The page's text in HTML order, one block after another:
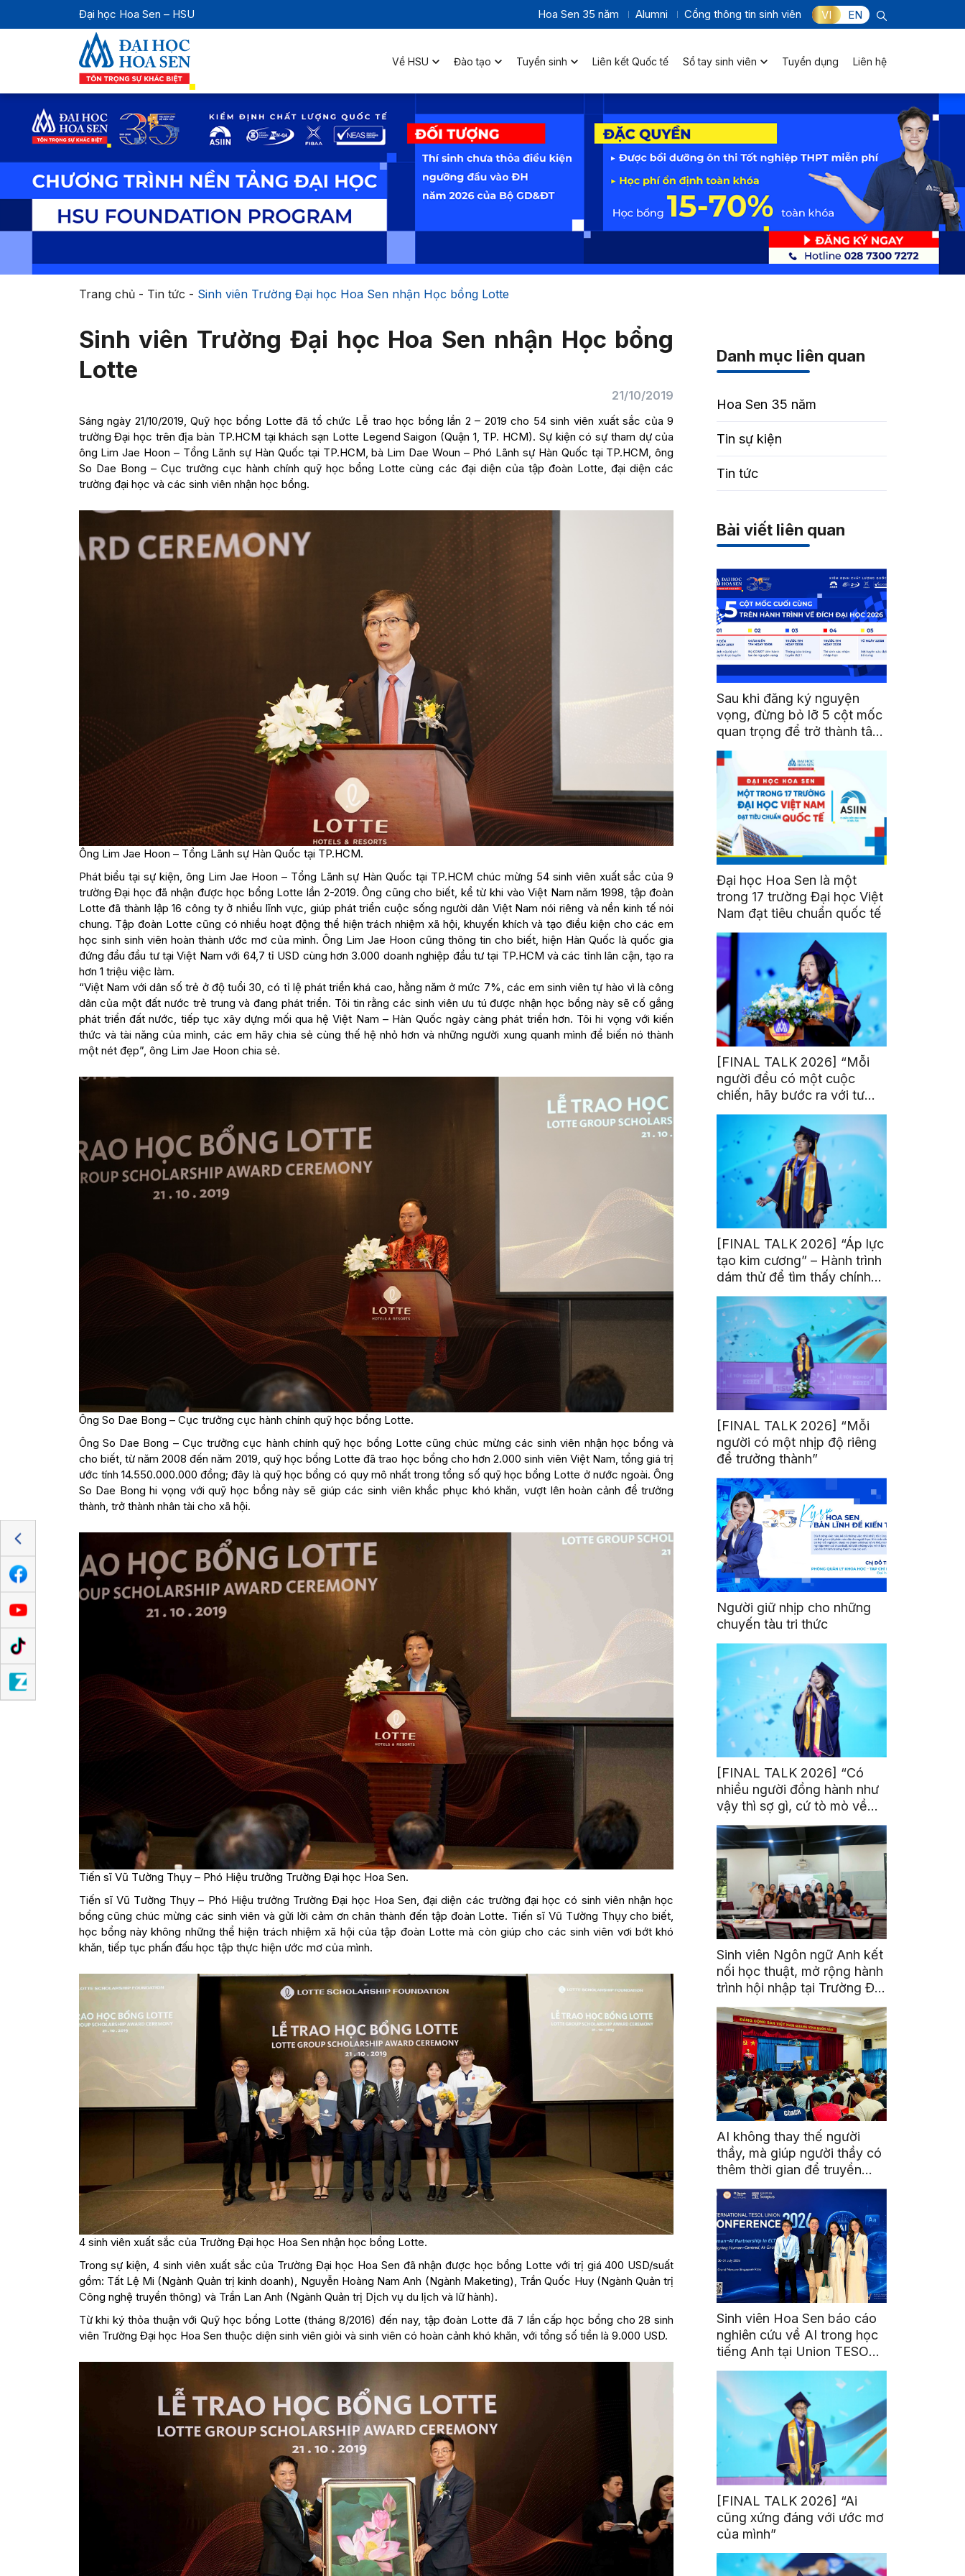
Đại học Hoa Sen – HSU Hoa Sen 35 năm Alumni Cổng thông tin sinh viên VI EN
Về HSU Đào tạo Tuyển sinh Liên kết Quốc tế Sổ tay sinh viên Tuyển dụng Liên hệ
Trang chủ- Tin tức - Sinh viên Trường Đại học Hoa Sen nhận Học bổng Lotte
Sinh viên Trường Đại học Hoa Sen nhận Học bổng
Lotte
21/10/2019
Sáng ngày 21/10/2019, Quỹ học bổng Lotte đã tổ chức Lễ trao học bổng lần 2 – 2019 cho 54 sinh viên xuất sắc của 9
trường Đại học trên địa bàn TP.HCM tại khách sạn Lotte Legend Saigon (Quận 1, TP. HCM). Sự kiện có sự tham dự của
ông Lim Jae Hoon – Tổng Lãnh sự Hàn Quốc tại TP.HCM, bà Lim Dae Woun – Phó Lãnh sự Hàn Quốc tại TP.HCM, ông
So Dae Bong – Cục trưởng cục hành chính quỹ học bổng Lotte cùng các đại diện của tập đoàn Lotte, đại diện các
trường đại học và các sinh viên nhận học bổng.
Ông Lim Jae Hoon – Tổng Lãnh sự Hàn Quốc tại TP.HCM.
Phát biểu tại sự kiện, ông Lim Jae Hoon – Tổng Lãnh sự Hàn Quốc tại TP.HCM chúc mừng 54 sinh viên xuất sắc của 9
trường Đại học đã nhận được học bổng Lotte lần 2-2019. Ông cũng cho biết, kể từ khi vào Việt Nam năm 1998, tập đoàn
Lotte đã thành lập 16 công ty ở nhiều lĩnh vực, giúp phát triển cuộc sống người dân Việt Nam nói riêng và nền kinh tế nói
chung. Tập đoàn Lotte cũng có nhiều hoạt động thể hiện trách nhiệm xã hội, khuyến khích và tạo điều kiện cho các em
học sinh sinh viên hoàn thành ước mơ của mình. Ông Lim Jae Hoon cũng thông tin cho biết, hiện Hàn Quốc là quốc gia
đứng đầu đầu tư tại Việt Nam với 64,7 tỉ USD cùng hơn 3.000 doanh nghiệp đầu tư tại TP.HCM và các tỉnh lân cận, tạo ra
hơn 1 triệu việc làm.
“Việt Nam với dân số trẻ ở độ tuổi 30, có tỉ lệ phát triển khá cao, hằng năm ở mức 7%, các em sinh viên tự hào vì là công
dân của một đất nước trẻ trung và đang phát triển. Tôi tin rằng các sinh viên ưu tú được nhận học bổng này sẽ cố gắng
phát triển đất nước, tiếp tục xây dựng mối qua hệ Việt Nam – Hàn Quốc ngày càng phát triển hơn. Tôi hi vọng với kiến
thức và tài năng của mình, các em hãy chia sẻ cùng thế hệ nhỏ hơn và những người xung quanh mình để biến nó thành
một nét đẹp”, ông Lim Jae Hoon chia sẻ.
Ông So Dae Bong – Cục trưởng cục hành chính quỹ học bổng Lotte.
Ông So Dae Bong – Cục trưởng cục hành chính quỹ học bổng Lotte cũng chúc mừng các sinh viên nhận học bổng và
cho biết, từ năm 2008 đến năm 2019, quỹ học bổng Lotte đã trao học bổng cho hơn 2.000 sinh viên Việt Nam, tổng giá trị
ước tính 14.550.000.000 đồng; đây là quỹ học bổng có quy mô nhất trong tổng số quỹ học bổng Lotte ở nước ngoài. Ông
So Dae Bong hi vọng với quỹ học bổng này sẽ giúp các sinh viên khắc phục khó khăn, vượt lên hoàn cảnh để trưởng
thành, trở thành nhân tài cho xã hội.
Tiến sĩ Vũ Tường Thụy – Phó Hiệu trưởng Trường Đại học Hoa Sen.
Tiến sĩ Vũ Tường Thụy – Phó Hiệu trưởng Trường Đại học Hoa Sen, đại diện các trường đại học có sinh viên nhận học
bổng cũng chúc mừng các sinh viên và gửi lời cảm ơn chân thành đến tập đoàn Lotte. Tiến sĩ Vũ Tường Thụy cho biết,
học bổng này không những thể hiện trách nhiệm xã hội của tập đoàn Lotte mà còn giúp cho các sinh viên vơi bớt khó
khăn, tiếp tục phấn đấu học tập thực hiện ước mơ của mình.
4 sinh viên xuất sắc của Trường Đại học Hoa Sen nhận học bổng Lotte.
Trong sự kiện, 4 sinh viên xuất sắc của Trường Đại học Hoa Sen đã nhận được học bổng Lotte với trị giá 400 USD/suất
gồm: Tất Lệ Mi (Ngành Quản trị kinh doanh), Nguyễn Hoàng Nam Anh (Ngành Maketing), Trần Quốc Huy (Ngành Quản trị
Công nghệ truyền thông) và Trần Lan Anh (Ngành Quản trị Dịch vụ du lịch và lữ hành).
Từ khi ký thỏa thuận với Quỹ học bổng Lotte (tháng 8/2016) đến nay, tập đoàn Lotte đã 7 lần cấp học bổng cho 28 sinh
viên Trường Đại học Hoa Sen thuộc diện sinh viên giỏi và sinh viên có hoàn cảnh khó khăn, với tổng số tiền là 9.000 USD.
Danh mục liên quan
Hoa Sen 35 năm
Tin sự kiện
Tin tức
Bài viết liên quan
Sau khi đăng ký nguyện
vọng, đừng bỏ lỡ 5 cột mốc
quan trọng để trở thành tân
sinh viên HSU
Đại học Hoa Sen là một
trong 17 trường Đại học Việt
Nam đạt tiêu chuẩn quốc tế
[FINAL TALK 2026] “Mỗi
người đều có một cuộc
chiến, hãy bước ra với tư
thế của người chiến thắng”
[FINAL TALK 2026] “Áp lực
tạo kim cương” – Hành trình
dám thử để tìm thấy chính
mình
[FINAL TALK 2026] “Mỗi
người có một nhịp độ riêng
để trưởng thành”
Người giữ nhịp cho những
chuyến tàu tri thức
[FINAL TALK 2026] “Có
nhiều người đồng hành như
vậy thì sợ gì, cứ tò mò về
thế giới thôi”
Sinh viên Ngôn ngữ Anh kết
nối học thuật, mở rộng hành
trình hội nhập tại Trường Đại
học Quốc gia Malaysia
AI không thay thế người
thầy, mà giúp người thầy có
thêm thời gian để truyền
cảm hứng
Sinh viên Hoa Sen báo cáo
nghiên cứu về AI trong học
tiếng Anh tại Union TESOL
2026 ở Singapore
[FINAL TALK 2026] “Ai
cũng xứng đáng với ước mơ
của mình”